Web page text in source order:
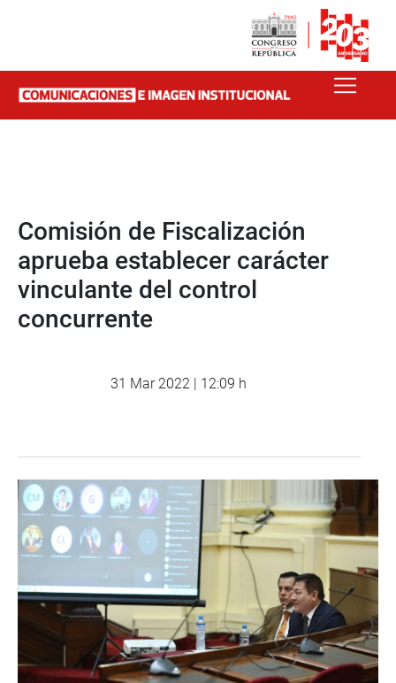
Comisión de Fiscalización
aprueba establecer carácter
vinculante del control
concurrente
31 Mar 2022 | 12:09 h